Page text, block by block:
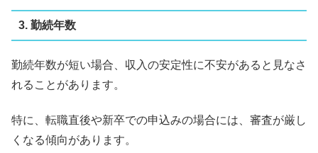
3. 勤続年数
勤続年数が短い場合、収入の安定性に不安があると見なさ
れることがあります。
特に、転職直後や新卒での申込みの場合には、審査が厳し
くなる傾向があります。